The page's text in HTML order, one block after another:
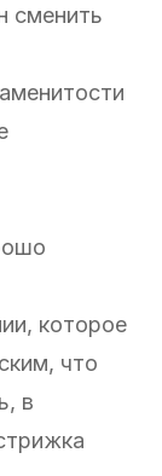
сменить
которое
что
в